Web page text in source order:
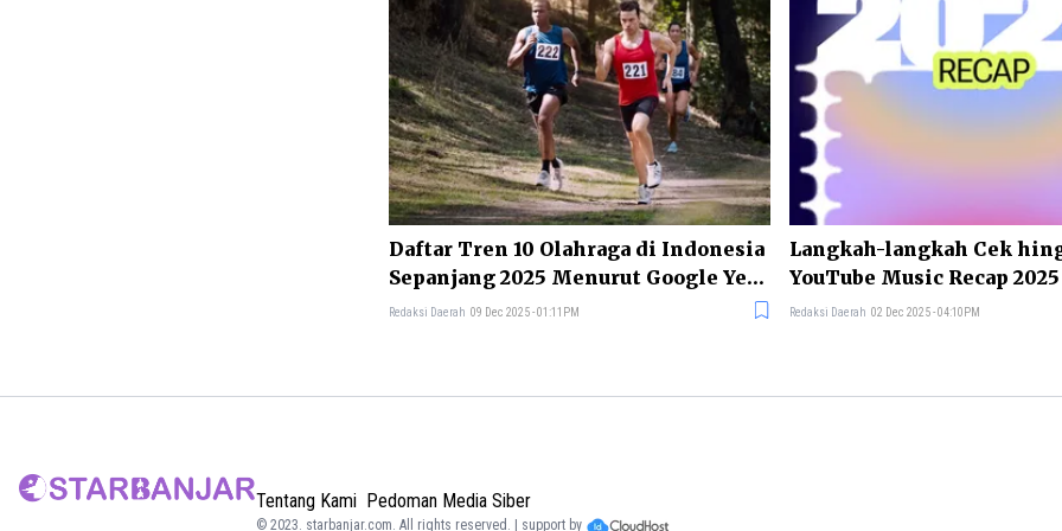
Daftar Tren 10 Olahraga di Indonesia
Sepanjang 2025 Menurut Google Year
in Search
Redaksi Daerah 09 Dec 2025 - 01:11PM
Langkah-langkah Cek
YouTube Music Recap 2025
Redaksi Daerah 02 Dec 2025 - 04:10PM
Tentang Kami Pedoman Media Siber
© 2023. starbanjar.com. All rights reserved. | support by